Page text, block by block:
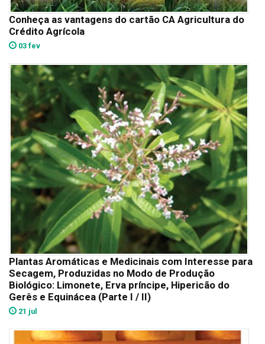
Conheça as vantagens do cartão CA Agricultura do
Crédito Agrícola
03 fev
Plantas Aromáticas e Medicinais com Interesse para
Secagem, Produzidas no Modo de Produção
Biológico: Limonete, Erva príncipe, Hipericão do
Gerês e Equinácea (Parte I / II)
21 jul